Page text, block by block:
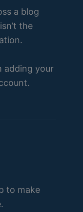
a blog
the
adding your
to make